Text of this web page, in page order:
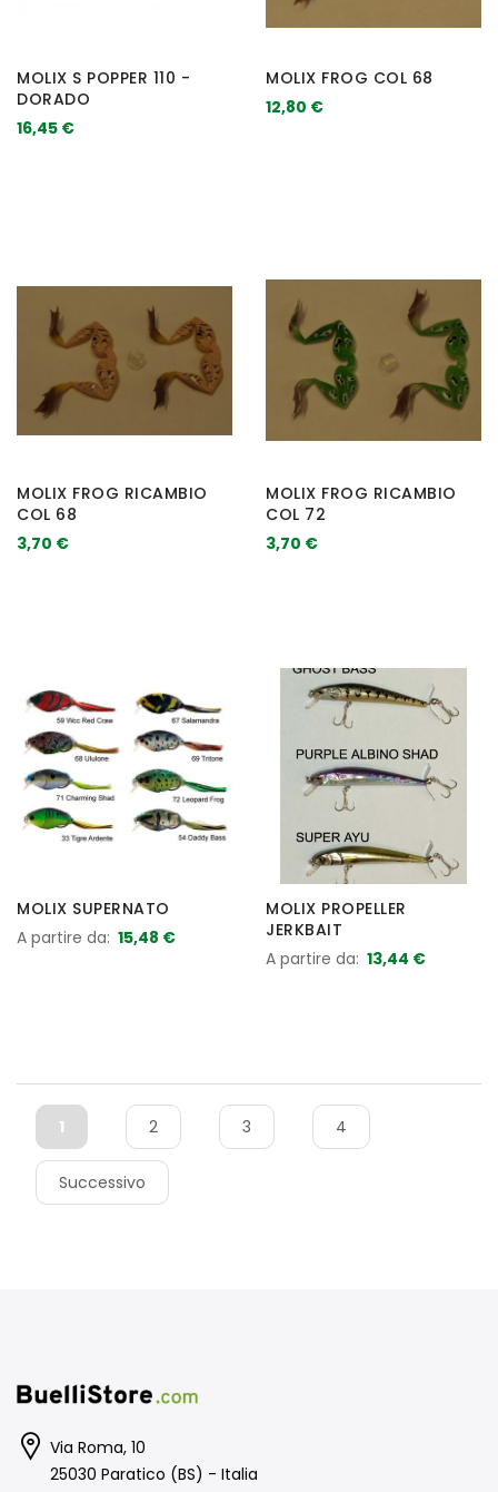
MOLIX S POPPER 110 -
DORADO
16,45 €
MOLIX FROG COL 68
12,80 €
MOLIX FROG RICAMBIO
COL 68
3,70 €
MOLIX FROG RICAMBIO
COL 72
3,70 €
MOLIX SUPERNATO
A partire da 15,48 €
MOLIX PROPELLER
JERKBAIT
A partire da 13,44 €
1 2 3 4
Successivo
Via Roma, 10
25030 Paratico (BS) - Italia